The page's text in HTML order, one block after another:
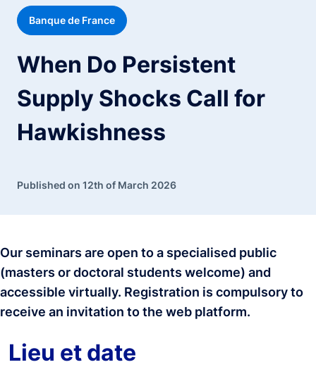
Banque de France
When Do Persistent
Supply Shocks Call for
Hawkishness
Published on 12th of March 2026
Our seminars are open to a specialised public
(masters or doctoral students welcome) and
accessible virtually. Registration is compulsoryto
receive an invitation to the web platform.
Lieu et date